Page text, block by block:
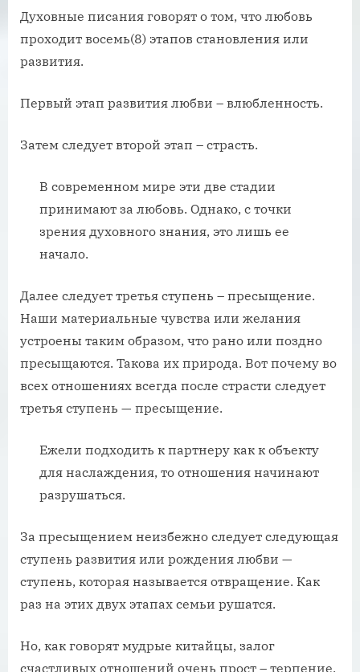
Духовные писания говорят о том, что любовь
проходит восемь(8) этапов становления или
развития.
Первый этап развития любви – влюбленность.
Затем следует второй этап – страсть.
В современном мире эти две стадии
принимают за любовь. Однако, с точки
зрения духовного знания, это лишь ее
начало.
Далее следует третья ступень – пресыщение.
Наши материальные чувства или желания
устроены таким образом, что рано или поздно
пресыщаются. Такова их природа. Вот почему во
всех отношениях всегда после страсти следует
третья ступень — пресыщение.
Ежели подходить к партнеру как к объекту
для наслаждения, то отношения начинают
разрушаться.
За пресыщением неизбежно следует следующая
ступень развития или рождения любви —
ступень, которая называется отвращение. Как
раз на этих двух этапах семьи рушатся.
Но, как говорят мудрые китайцы, залог
счастливых отношений очень прост – терпение,